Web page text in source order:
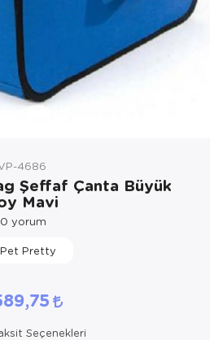
4686
Şeffaf Çanta Büyük
Mavi
0 yorum
Pet Pretty
Seçenekleri